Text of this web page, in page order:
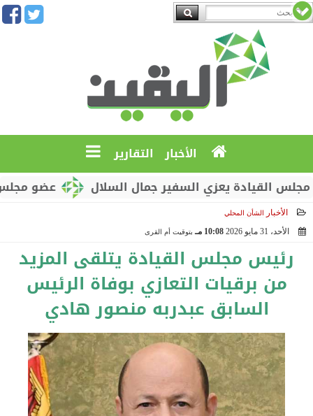
الأخبار التقارير
عضو مجلس
يعزي السفير جمال السلال
الأخبار الشأن المحلي
الأحد، 31 مايو 2026 10:08 مـ بتوقيت أم القرى
رئيس مجلس القيادة يتلقى المزيد
من برقيات التعازي بوفاة الرئيس
السابق عبدربه منصور هادي